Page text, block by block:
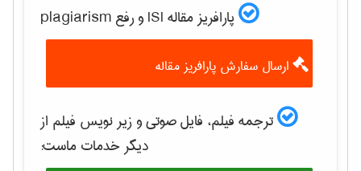
پارافریز مقاله ISI و رفع plagiarism
ارسال سفارش پارافریز مقاله
ترجمه فیلم، فایل صوتی و زیر نویس فیلم از
دیگر خدمات ماست: